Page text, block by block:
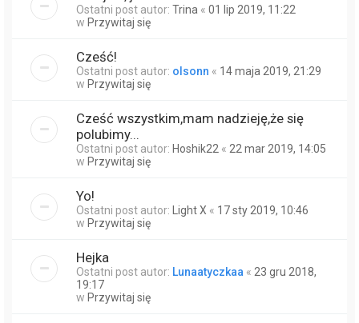
Ostatni post autor: Trina « 01 lip 2019, 11:22
w Przywitaj się
Cześć!
Ostatni post autor: olsonn « 14 maja 2019, 21:29
w Przywitaj się
Cześć wszystkim,mam nadzieję,że się
polubimy...
Ostatni post autor: Hoshik22 « 22 mar 2019, 14:05
w Przywitaj się
Yo!
Ostatni post autor: Light X « 17 sty 2019, 10:46
w Przywitaj się
Hejka
Ostatni post autor: Lunaatyczkaa « 23 gru 2018,
19:17
w Przywitaj się